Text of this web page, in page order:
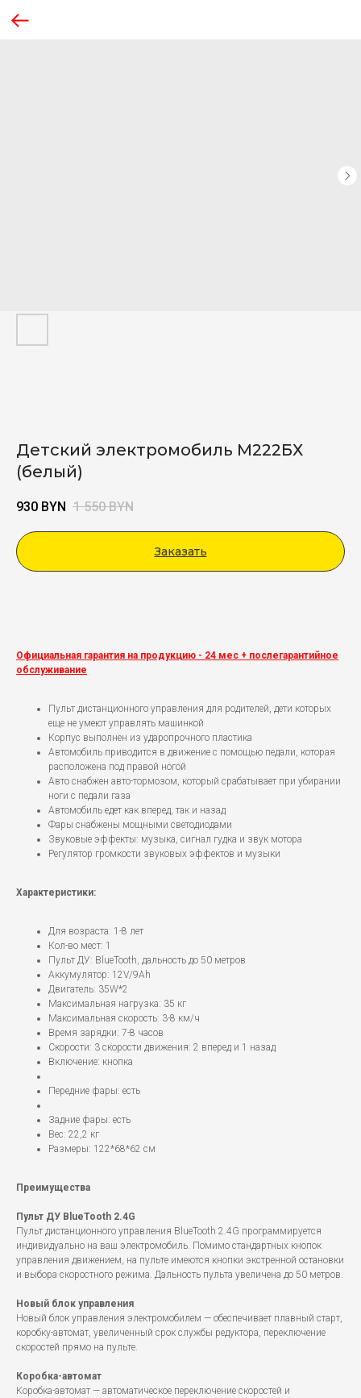
Детский электромобиль М222БХ
(белый)
930 BYN 1 550 BYN
Заказать
Официальная гарантия на продукцию - 24 мес + послегарантийное
обслуживание
Пульт дистанционного управления для родителей, дети которых
еще не умеют управлять машинкой
Корпус выполнен из ударопрочного пластика
Автомобиль приводится в движение с помощью педали, которая
расположена под правой ногой
Авто снабжен авто-тормозом, который срабатывает при убирании
ноги с педали газа
Автомобиль едет как вперед, так и назад
Фары снабжены мощными светодиодами
Звуковые эффекты: музыка, сигнал гудка и звук мотора
Регулятор громкости звуковых эффектов и музыки
Характеристики:
Для возраста: 1-8 лет
Кол-во мест: 1
Пульт ДУ: BlueTooth, дальность до 50 метров
Аккумулятор: 12V/9Ah
Двигатель: 35W*2
Максимальная нагрузка: 35 кг
Максимальная скорость: 3-8 км/ч
Время зарядки: 7-8 часов
Скорости: 3 скорости движения: 2 вперед и 1 назад
Включение: кнопка
Передние фары: есть
Задние фары: есть
Вес: 22,2 кг
Размеры: 122*68*62 см
Преимущества
Пульт ДУ BlueTooth 2.4G
Пульт дистанционного управления BlueTooth 2.4G программируется
индивидуально на ваш электромобиль. Помимо стандартных кнопок
управления движением, на пульте имеются кнопки экстренной остановки
и выбора скоростного режима. Дальность пульта увеличена до 50 метров.
Новый блок управления
Новый блок управления электромобилем — обеспечивает плавный старт,
коробку-автомат, увеличенный срок службы редуктора, переключение
скоростей прямо на пульте.
Коробка-автомат
Коробка-автомат — автоматическое переключение скоростей и